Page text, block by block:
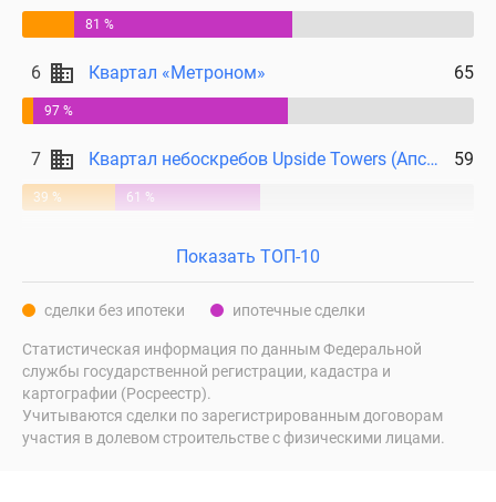
акции
Макс
81 %
6 Квартал «Метроном» 65
97 %
7 Квартал небоскребов Upside Towers (Апсайд Тауерс) 59
39 % 61 %
Показать ТОП-10
сделки без ипотеки ипотечные сделки
Статистическая информация по данным Федеральной
службы государственной регистрации, кадастра и
картографии (Росреестр).
Учитываются сделки по зарегистрированным договорам
участия в долевом строительстве с физическими лицами.